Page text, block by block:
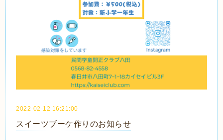
2022-02-12 16:21:00
スイーツブーケ作りのお知らせ